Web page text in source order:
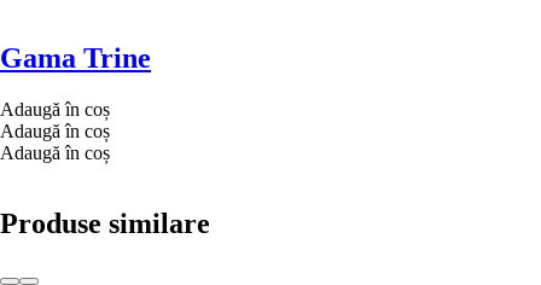
Gama Trine
Adaugă în coș
Adaugă în coș
Adaugă în coș
Produse similare